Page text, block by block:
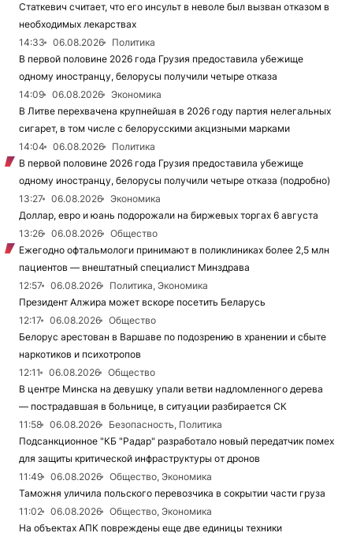
Статкевич считает, что его инсульт в неволе был вызван отказом в
необходимых лекарствах
14:33
06.08.2026
Политика
В первой половине 2026 года Грузия предоставила убежище
одному иностранцу, белорусы получили четыре отказа
14:09
06.08.2026
Экономика
В Литве перехвачена крупнейшая в 2026 году партия нелегальных
сигарет, в том числе с белорусскими акцизными марками
14:04
06.08.2026
Политика
В первой половине 2026 года Грузия предоставила убежище
одному иностранцу, белорусы получили четыре отказа (подробно)
13:27
06.08.2026
Экономика
Доллар, евро и юань подорожали на биржевых торгах 6 августа
13:26
06.08.2026
Общество
Ежегодно офтальмологи принимают в поликлиниках более 2,5 млн
пациентов — внештатный специалист Минздрава
12:57
06.08.2026
Политика, Экономика
Президент Алжира может вскоре посетить Беларусь
12:17
06.08.2026
Общество
Белорус арестован в Варшаве по подозрению в хранении и сбыте
наркотиков и психотропов
12:11
06.08.2026
Общество
В центре Минска на девушку упали ветви надломленного дерева
— пострадавшая в больнице, в ситуации разбирается СК
11:58
06.08.2026
Безопасность, Политика
Подсанкционное "КБ "Радар" разработало новый передатчик помех
для защиты критической инфраструктуры от дронов
11:49
06.08.2026
Общество, Экономика
Таможня уличила польского перевозчика в сокрытии части груза
11:02
06.08.2026
Общество, Экономика
На объектах АПК повреждены еще две единицы техники